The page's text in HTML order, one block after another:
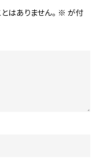
はありません。 ※ が付